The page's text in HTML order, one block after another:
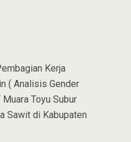
Kerja
( Analisis Gender
Toyu Subur
Sawit di Kabupaten